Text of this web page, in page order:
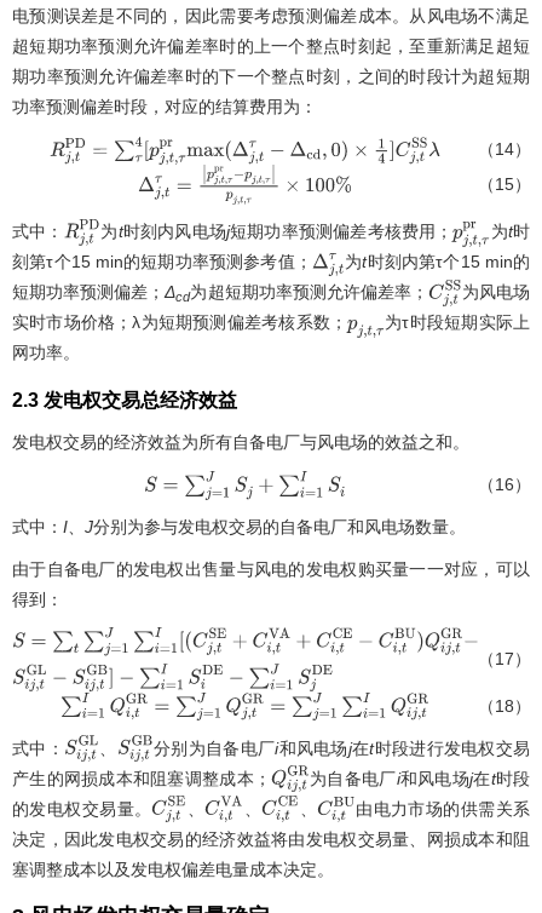
电预测误差是不同的，因此需要考虑预测偏差成本。从风电场不满足
超短期功率预测允许偏差率时的上一个整点时刻起，至重新满足超短
期功率预测允许偏差率时的下一个整点时刻，之间的时段计为超短期
功率预测偏差时段，对应的结算费用为：
Rj,tP D=∑τ4[pj,t,τprmax(Δj,tτ−Δcd,0)× 14 C ,tSSλ （14）
Δj,tτ=|p ,t,τpr−pj,t,τ pj, t,τ×100 （15）
式中： Rj,tP D
为t时刻内风电场j短期功率预测偏差考核费用；pj,t,τpr
为t时
刻第τ个15 min的短期功率预测参考值； Δj,tτ为t时刻内第τ个15 min的
短期功率预测偏差；Δcd为超短期功率预测允许偏差率；Cj,tSS
为风电场
实时市场价格；λ为短期预测偏差考核系数； pj,t,τ为τ时段短期实际上
网功率。
2.3 发电权交易总经济效益
发电权交易的经济效益为所有自备电厂与风电场的效益之和。
S=∑j =1JSj+ ∑i= 1ISi （16）
式中： I、 J分别为参与发电权交易的自备电厂和风电场数量。
由于自备电厂的发电权出售量与风电的发电权购买量一一对应，可以
得到：
S=∑ 1J∑i= (Cj ,t +Ci,t +C ,t −Ci, −Sij ,t
−∑ 1ISiDE −∑i=1 SjDE
（17）
∑i=1IQi,tG =∑ j=1JQ ,tGR ∑j=1J∑i= 1IQij,tGR （18）
式中： Sij,tG Sij,tGB
分别为自备电厂i和风电场j在t时段进行发电权交易
产生的网损成本和阻塞调整成本； Qij,tGR
为自备电厂i和风电场j在t时段
的发电权交易量。Cj,tS E 、Ci,tV A 、Ci,tC E 、Ci,tB U
由电力市场的供需关系
决定，因此发电权交易的经济效益将由发电权交易量、网损成本和阻
塞调整成本以及发电权偏差电量成本决定。